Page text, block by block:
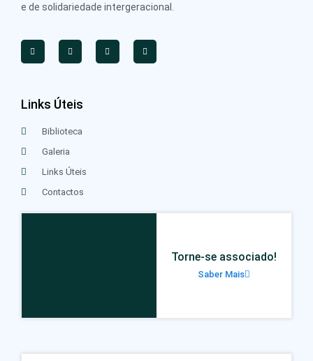
e de solidariedade intergeracional.
Links Úteis
Biblioteca
Galeria
Links Úteis
Contactos
Torne-se associado!
Saber Mais